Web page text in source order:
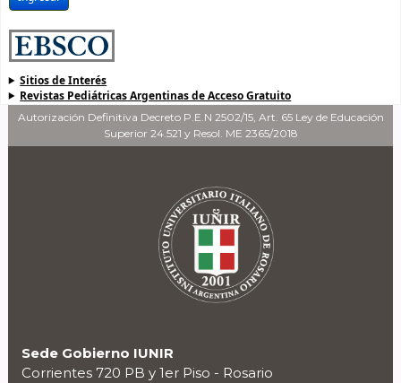
Sitios de Interés
Revistas Pediátricas Argentinas de Acceso Gratuito
Autorización Definitiva Decreto P.E.N 2502/15, Art. 65 Ley de Educación
Superior 24.521 y Resol. ME 2365/2018
Sede Gobierno IUNIR
Corrientes 720 PB y 1er Piso - Rosario